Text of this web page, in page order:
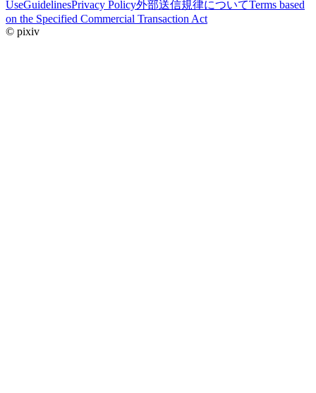
UseGuidelinesPrivacy Policy外部送信規律についてTerms based
on the Specified Commercial Transaction Act
© pixiv